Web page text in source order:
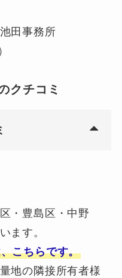
田事務所
クチコミ
・豊島区・中野
ます。
こちらです。
地の隣接所有者様